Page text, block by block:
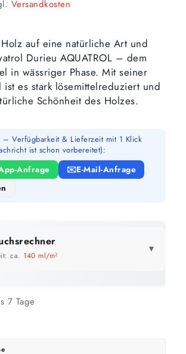
Versandkosten
auf eine natürliche Art und
Durieu AQUATROL – dem
in wässriger Phase. Mit seiner
ist es stark lösemittelreduziert und
Schönheit des Holzes.
– Verfügbarkeit & Lieferzeit mit 1 Klick
ist schon vorbereitet):
Anfrage
E-Mail-Anfrage
ca. 140 ml/m²
▼
desto günstiger.
7 Tage